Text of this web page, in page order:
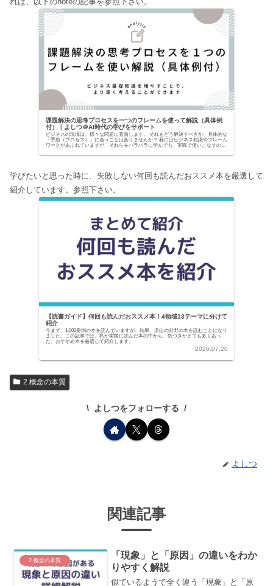
課題解決の思考プロセスを一つのフレームを使って解説（具体例
付）｜よしつ＠AI時代の学びをサポート
ビジネスの現場は、様々な問題に直面します。 それをどう解決すべきか、具体的な
「手順（プロセス）」に迷うことはありませんか？ 巷にはビジネス知識やフレーム
ワークがあふれていますが、それらをバラバラに学んでも、実戦で使いこなすのは
学びたいと思った時に、失敗しない何回も読んだおススメ本を厳選して
紹介しています。参照下さい。
【読書ガイド】何回も読んだおススメ本！4領域13テーマに分けて
紹介
今まで、1,000冊弱の本を読んでいますが、結果、沢山の分野の本を読むことになり
ました。この記事では、私が実際に読んだ本の中から、気づきがとても多くあっ
た、おすすめ本を厳選して紹介します。
2026.07.20
2.概念の本質
よしつをフォローする
よしつ
関連記事
2.概念の本質
「現象」と「原因」の違いをわか
りやすく解説
似ているようで全く違う「現象」と「原